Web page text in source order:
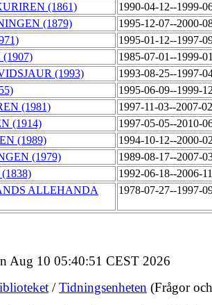
(1861)
1990-04-12--1999-
(1879)
1995-12-07--2000-
1995-01-12--1997-
1985-07-01--1999-
(1993)
1993-08-25--1997-
1995-06-09--1999-
(1981)
1997-11-03--2007-
(1914)
1997-05-05--2010-
(1989)
1994-10-12--2000-
(1979)
1989-08-17--2007-
1992-06-18--2006-
ALLEHANDA
1978-07-27--1997-
Aug 10 05:40:51 CEST 2026
/Tidningsenheten (Frågor